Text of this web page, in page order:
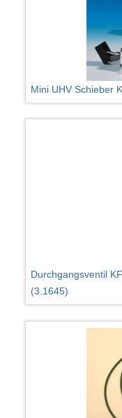
Mini UHV Schieber
Durchgangsventil
(3.1645)